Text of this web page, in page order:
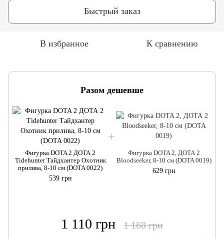
Быстрый заказ
В избранное К сравнению
Разом дешевше
Фигурка DOTA 2 ДОТА 2
Tidehunter Тайдхантер Охотник
прилива, 8-10 см (DOTA 0022)
539 грн
Фигурка DOTA 2, ДОТА 2
Bloodseeker, 8-10 см (DOTA 0019)
629 грн
1 110 грн 1 168 грн